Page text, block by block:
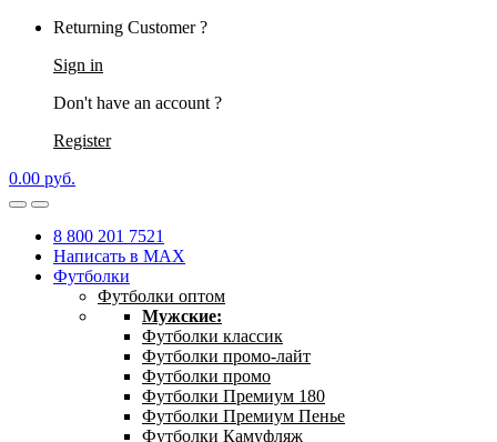
Returning Customer ?
Sign in
Don't have an account ?
Register
0.00 руб.
8 800 201 7521
Написать в MAX
Футболки
Футболки оптом
Мужские:
Футболки классик
Футболки промо-лайт
Футболки промо
Футболки Премиум 180
Футболки Премиум Пенье
Футболки Камуфляж